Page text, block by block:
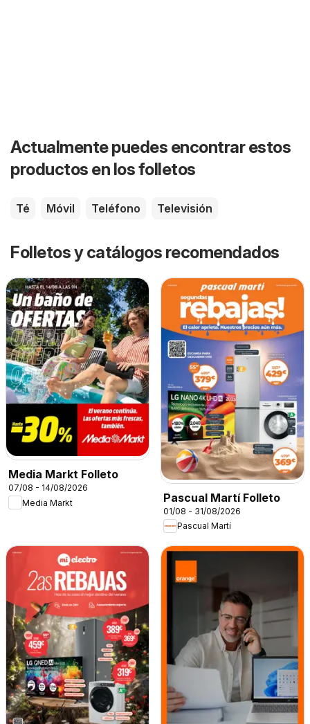
Actualmente puedes encontrar estos
productos en los folletos
Té Móvil Teléfono Televisión
Folletos y catálogos recomendados
Media Markt Folleto
07/08 - 14/08/2026
Media Markt
Pascual Martí Folleto
01/08 - 31/08/2026
Pascual Martí